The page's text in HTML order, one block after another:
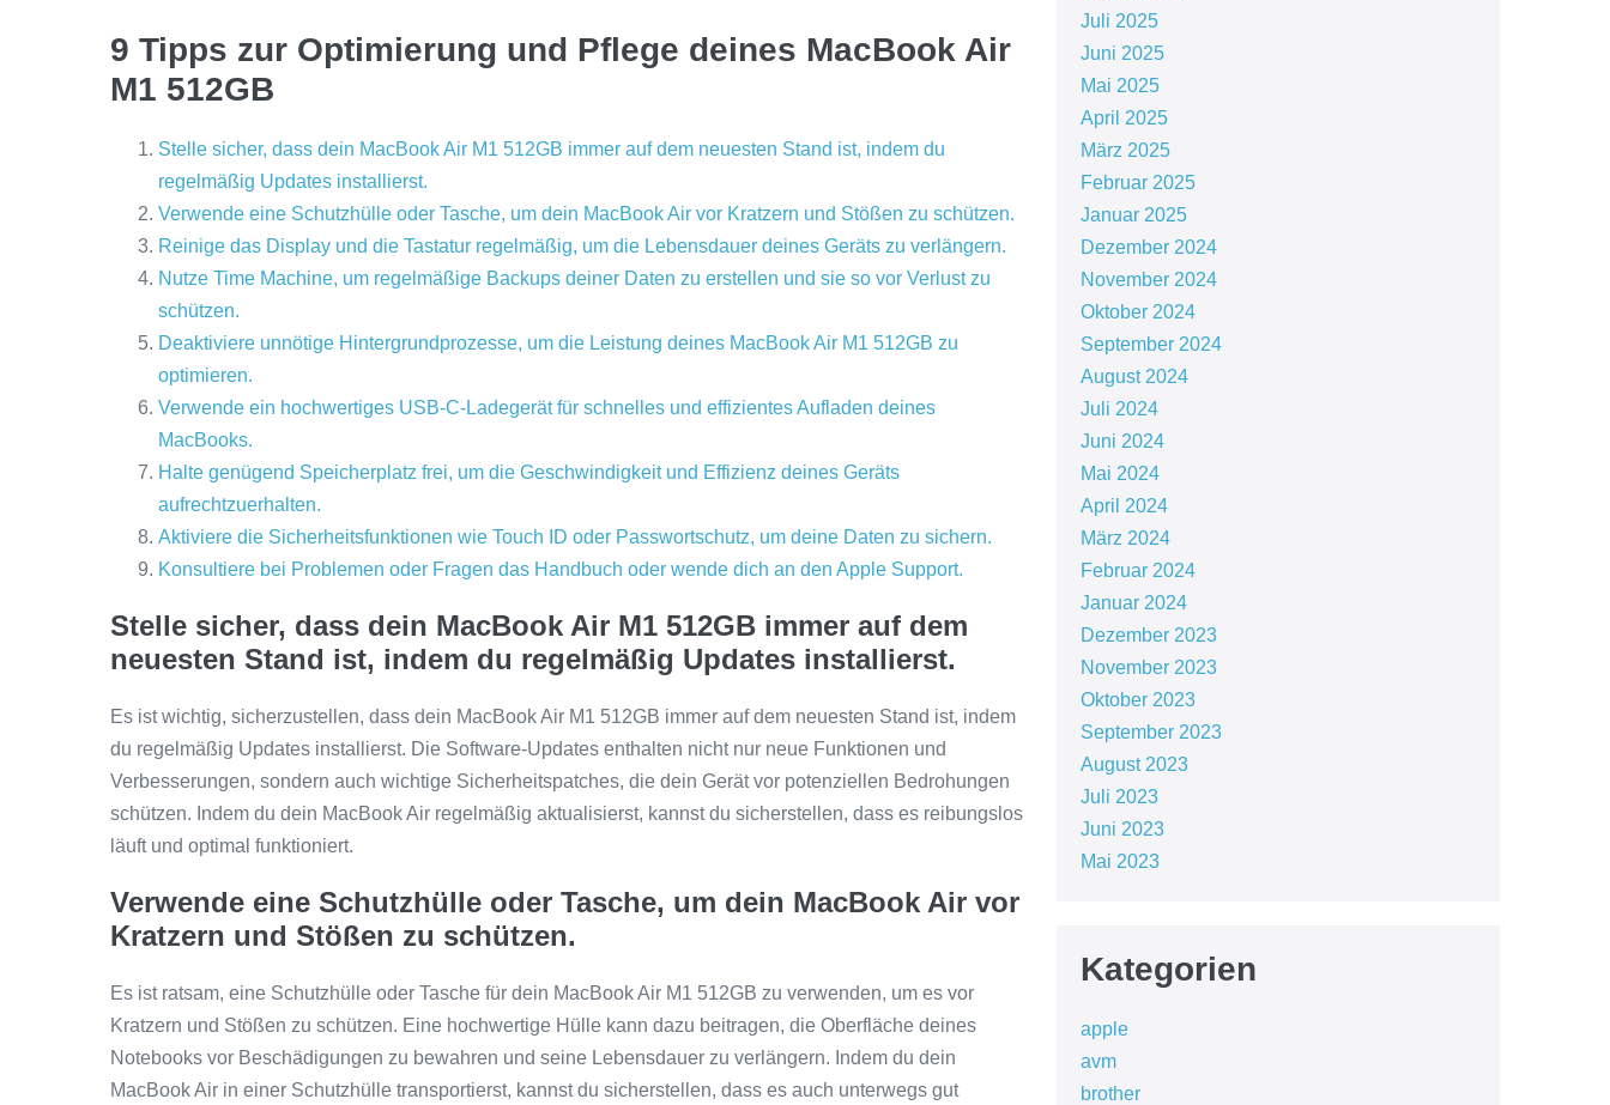
9 Tipps zur Optimierung und Pflege deines MacBook Air
M1 512GB
Stelle sicher, dass dein MacBook Air M1 512GB immer auf dem neuesten Stand ist, indem du
regelmäßig Updates installierst.
Verwende eine Schutzhülle oder Tasche, um dein MacBook Air vor Kratzern und Stößen zu schützen.
Reinige das Display und die Tastatur regelmäßig, um die Lebensdauer deines Geräts zu verlängern.
Nutze Time Machine, um regelmäßige Backups deiner Daten zu erstellen und sie so vor Verlust zu
schützen.
Deaktiviere unnötige Hintergrundprozesse, um die Leistung deines MacBook Air M1 512GB zu
optimieren.
Verwende ein hochwertiges USB-C-Ladegerät für schnelles und effizientes Aufladen deines
MacBooks.
Halte genügend Speicherplatz frei, um die Geschwindigkeit und Effizienz deines Geräts
aufrechtzuerhalten.
Aktiviere die Sicherheitsfunktionen wie Touch ID oder Passwortschutz, um deine Daten zu sichern.
Konsultiere bei Problemen oder Fragen das Handbuch oder wende dich an den Apple Support.
Stelle sicher, dass dein MacBook Air M1 512GB immer auf dem
neuesten Stand ist, indem du regelmäßig Updates installierst.
Es ist wichtig, sicherzustellen, dass dein MacBook Air M1 512GB immer auf dem neuesten Stand ist, indem
du regelmäßig Updates installierst. Die Software-Updates enthalten nicht nur neue Funktionen und
Verbesserungen, sondern auch wichtige Sicherheitspatches, die dein Gerät vor potenziellen Bedrohungen
schützen. Indem du dein MacBook Air regelmäßig aktualisierst, kannst du sicherstellen, dass es reibungslos
läuft und optimal funktioniert.
Verwende eine Schutzhülle oder Tasche, um dein MacBook Air vor
Kratzern und Stößen zu schützen.
Es ist ratsam, eine Schutzhülle oder Tasche für dein MacBook Air M1 512GB zu verwenden, um es vor
Kratzern und Stößen zu schützen. Eine hochwertige Hülle kann dazu beitragen, die Oberfläche deines
Notebooks vor Beschädigungen zu bewahren und seine Lebensdauer zu verlängern. Indem du dein
MacBook Air in einer Schutzhülle transportierst, kannst du sicherstellen, dass es auch unterwegs gut
Juli 2025
Juni 2025
Mai 2025
April 2025
März 2025
Februar 2025
Januar 2025
Dezember 2024
November 2024
Oktober 2024
September 2024
August 2024
Juli 2024
Juni 2024
Mai 2024
April 2024
März 2024
Februar 2024
Januar 2024
Dezember 2023
November 2023
Oktober 2023
September 2023
August 2023
Juli 2023
Juni 2023
Mai 2023
Kategorien
apple
avm
brother